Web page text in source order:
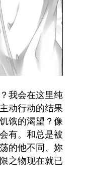
我会在这里纯
动行动的结果
饿的渴望？像
有。和总是被
的他不同、妳
之物现在就已